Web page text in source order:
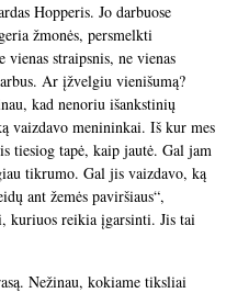
Hopperis. Jo darbuose
žmonės, persmelkti
straipsnis, ne vienas
Ar įžvelgiu vienišumą?
kad nenoriu išankstinių
vaizdavo menininkai. Iš kur mes
tiesiog tapė, kaip jautė. Gal jam
tikrumo. Gal jis vaizdavo, ką
ant žemės paviršiaus“,
kuriuos reikia įgarsinti. Jis tai
Nežinau, kokiame tiksliai